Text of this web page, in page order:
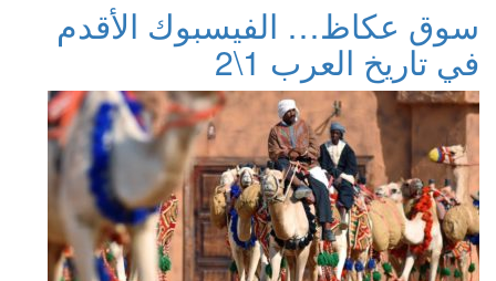
سوق عكاظ… الفيسبوك الأقدم
في تاريخ العرب 1\2